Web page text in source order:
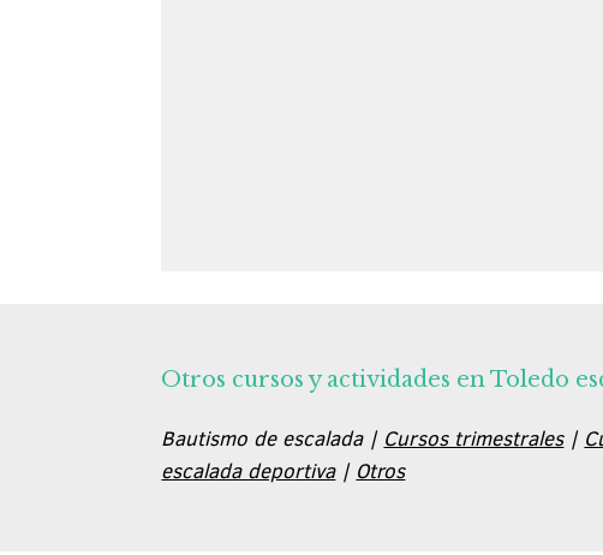
Otros cursos y actividades en Toledo
Bautismo de escalada | Cursos trimestrales|
escalada deportiva| Otros